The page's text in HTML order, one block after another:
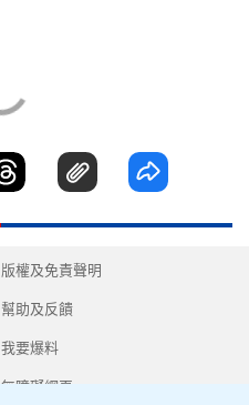
版權及免責聲明
幫助及反饋
我要爆料
無障礙網頁